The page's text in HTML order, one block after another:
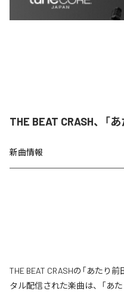
THE BEAT CRASH、「
新曲情報
THE BEAT CRASHの「あたり
タル配信された楽曲は、「あ